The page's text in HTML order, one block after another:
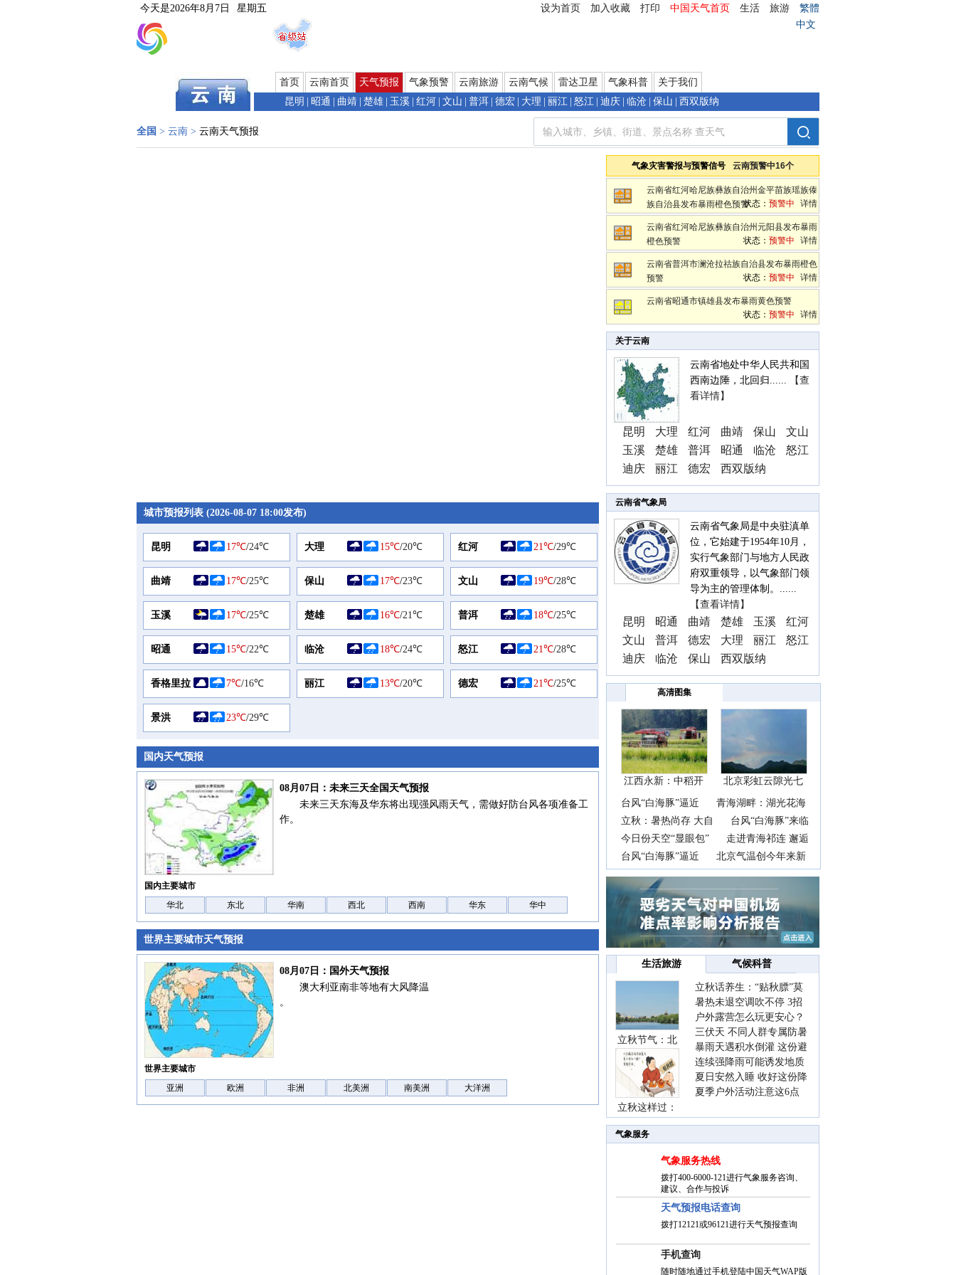
今天是2026年8月7日 星期五 设为首页 加入收藏 打印 中国天气首页 生活 旅游
繁體
中文
首页 云南首页 天气预报 气象预警 云南旅游 云南气候 雷达卫星 气象科普
关于我们
昆明
昭通 曲靖 楚雄 玉溪 红河 文山 普洱 德宏 大理 丽江 怒江 迪庆 临沧 保山 西双版纳
全国 > 云南 > 云南天气预报
城市预报列表 (2026-08-07 18:00发布)
昆明 17℃/24℃ 大理 15℃/20℃ 红河 21℃/29℃
曲靖 17℃/25℃ 保山 17℃/23℃ 文山 19℃/28℃
玉溪 17℃/25℃ 楚雄 16℃/21℃ 普洱 18℃/25℃
昭通 15℃/22℃ 临沧 18℃/24℃ 怒江 21℃/28℃
香格里拉 7℃/16℃ 丽江 13℃/20℃ 德宏 21℃/25℃
景洪 23℃/29℃
国内天气预报
08月07日：未来三天全国天气预报
未来三天东海及华东将出现强风雨天气，需做好防台风各项准备工
作。
国内主要城市
华北
东北 华南 西北 西南 华东 华中
世界主要城市天气预报
08月07日：国外天气预报
澳大利亚南非等地有大风降温
。
世界主要城市
亚洲
欧洲 非洲 北美洲 南美洲 大洋洲
气象灾害警报与预警信号 云南预警中16个
云南省红河哈尼族彝族自治州金平苗族瑶族傣
族自治县发布暴雨橙色预警状态： 预警中 详情
云南省红河哈尼族彝族自治州元阳县发布暴雨
橙色预警
状态： 预警中 详情
云南省普洱市澜沧拉祜族自治县发布暴雨橙色
预警
状态： 预警中 详情
云南省昭通市镇雄县发布暴雨黄色预警
状态： 预警中 详情
关于云南
云南省地处中华人民共和国
西南边陲，北回归......
【查
看详情】
昆明 大理 红河 曲靖 保山
文山
玉溪
楚雄 普洱 昭通 临沧
怒江
迪庆
丽江 德宏 西双版纳
云南省气象局
云南省气象局是中央驻滇单
位，它始建于1954年10月，
实行气象部门与地方人民政
府双重领导，以气象部门领
导为主的管理体制。......
【查看详情】
昆明 昭通 曲靖 楚雄 玉溪
红河
文山
普洱 德宏 大理 丽江
怒江
迪庆
临沧 保山 西双版纳
高清图集
江西永新：中稻开
镰抢
北京彩虹云隙光七
彩云
台风“白海豚”逼近
青海湖畔：湖光花海
长
立秋：暑热尚存 大自
台风“白海豚”来临
前
今日份天空“显眼包”
走进青海祁连 邂逅
一
台风“白海豚”逼近
北京气温创今年来新
高
生活旅游 气候科普
立秋节气：北
立秋这样过：
立秋话养生：“贴秋膘”莫
着急 先清暑再防燥
暑热未退空调吹不停 3招
护住肩颈不酸痛
户外露营怎么玩更安心？
这份攻略请收好
三伏天 不同人群专属防暑
要点请收好
暴雨天遇积水倒灌 这份避
险提示请收好
连续强降雨可能诱发地质
灾害 这些前兆要知道
夏日安然入睡 收好这份降
温小贴士
夏季户外活动注意这6点
气象服务
气象服务热线
拨打400-6000-121进行气象服务咨询、
建议、合作与投诉
天气预报电话查询
拨打12121或96121进行天气预报查询
手机查询
随时随地通过手机登陆中国天气WAP版